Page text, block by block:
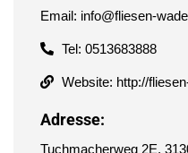
Email: info@fliesen-
Tel: 0513683888
Website: http://
Adresse:
Tuchmacherweg 2E,